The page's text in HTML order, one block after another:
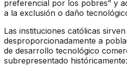
preferencial por los pobres” y
a la exclusión o daño
Las instituciones católicas sirven
desproporcionadamente a
de desarrollo tecnológico
subrepresentado históricamente: